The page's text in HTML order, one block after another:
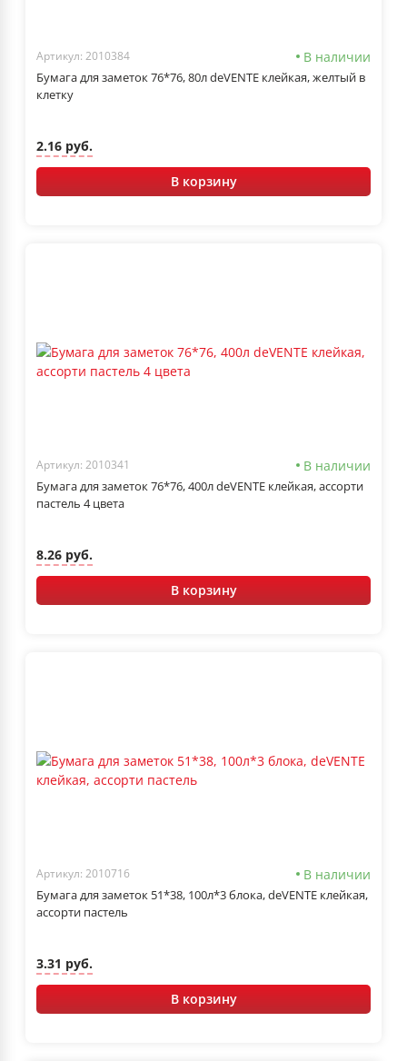
Артикул: 2010384 В наличии
Бумага для заметок 76*76, 80л deVENTE клейкая, желтый в
клетку
2.16 руб.
В корзину
Артикул: 2010341 В наличии
Бумага для заметок 76*76, 400л deVENTE клейкая, ассорти
пастель 4 цвета
8.26 руб.
В корзину
Артикул: 2010716 В наличии
Бумага для заметок 51*38, 100л*3 блока, deVENTE клейкая,
ассорти пастель
3.31 руб.
В корзину